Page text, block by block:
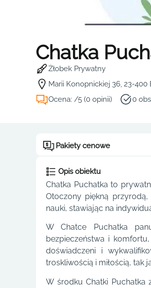
Chatka
Żłobek Prywatny
Marii Konopnickiej 36, 23-400
Ocena: /5 (0 opinii)
0
Pakiety cenowe
Opis obiektu
Chatka Puchatka to
Otoczony piękną
nauki, stawiając na
W Chatce Puchatka
bezpieczeństwa i
doświadczeni i
troskliwością i miłością, tak
W środku Chatki Puchatka